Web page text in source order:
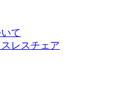
て
レスチェア